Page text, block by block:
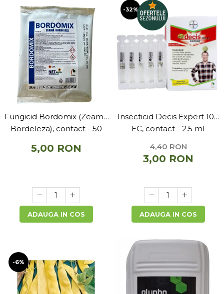
Fungicid Bordomix (Zeama
Bordeleza), contact - 50
5,00 RON
ADAUGA IN COS
-32%
Insecticid Decis Expert 100
EC, contact - 2.5 ml
4,40 RON
3,00 RON
ADAUGA IN COS
-6%